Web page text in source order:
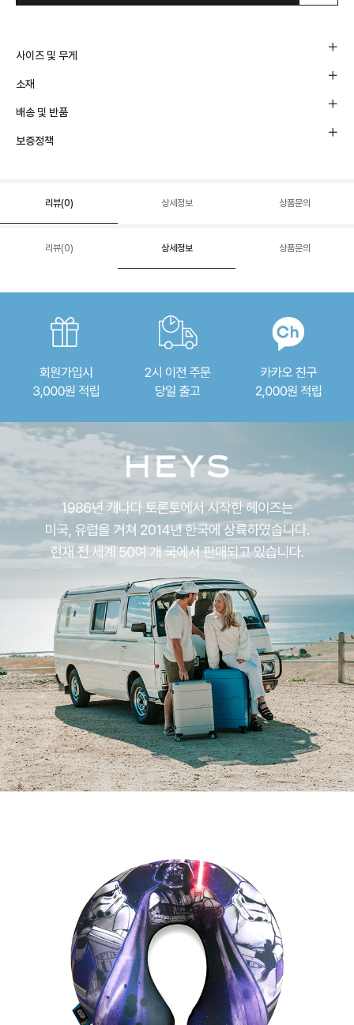
사이즈 및 무게
소재
배송 및 반품
보증정책
리뷰(0) 상세정보 상품문의
리뷰(0) 상세정보 상품문의